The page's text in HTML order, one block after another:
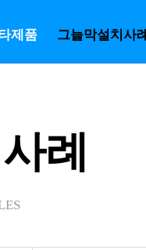
제품 그늘막설치사례
례